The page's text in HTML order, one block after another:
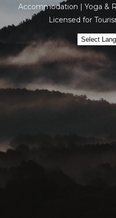
Accommodation | Yoga &
Licensed for